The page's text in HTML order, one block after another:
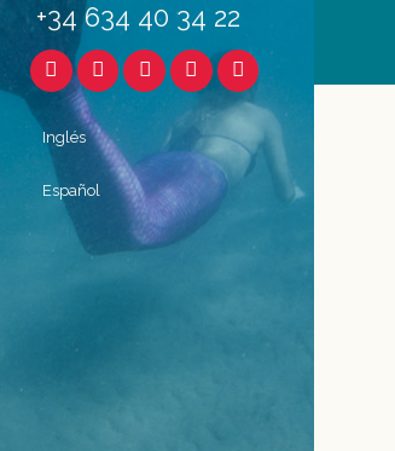
+34 634 40 34 22
Inglés
Español